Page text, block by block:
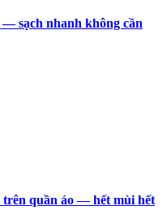
sạch nhanh không cần
trên quần áo — hết mùi hết